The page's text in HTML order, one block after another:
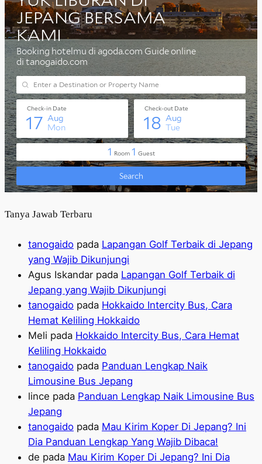
Tanya Jawab Terbaru
tanogaido pada Lapangan Golf Terbaik di Jepang
yang Wajib Dikunjungi
Agus Iskandar pada Lapangan Golf Terbaik di
Jepang yang Wajib Dikunjungi
tanogaido pada Hokkaido Intercity Bus, Cara
Hemat Keliling Hokkaido
Meli pada Hokkaido Intercity Bus, Cara Hemat
Keliling Hokkaido
tanogaido pada Panduan Lengkap Naik
Limousine Bus Jepang
lince pada Panduan Lengkap Naik Limousine Bus
Jepang
tanogaido pada Mau Kirim Koper Di Jepang? Ini
Dia Panduan Lengkap Yang Wajib Dibaca!
de pada Mau Kirim Koper Di Jepang? Ini Dia